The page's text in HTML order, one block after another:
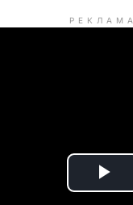
РЕКЛАМА
P